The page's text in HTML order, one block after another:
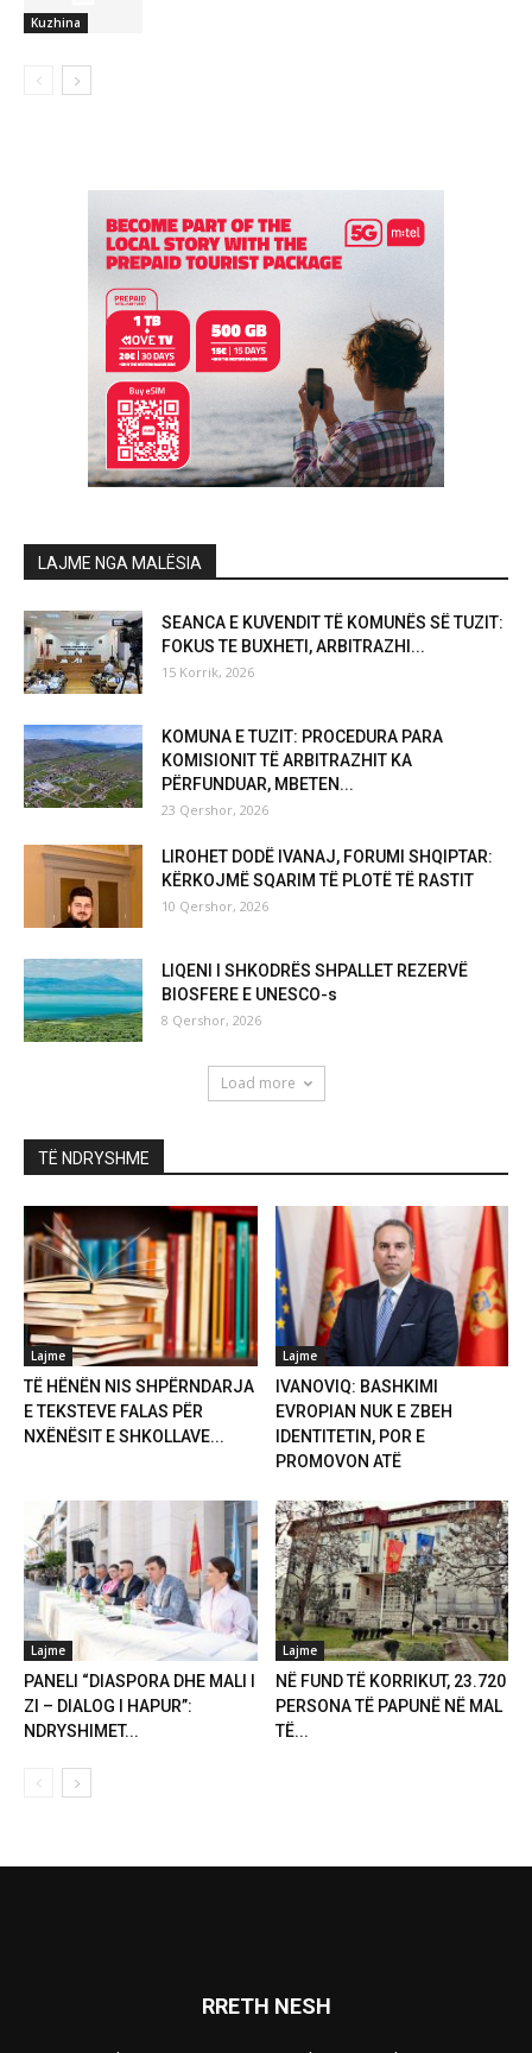
Kuzhina
LAJME NGA MALËSIA
SEANCA E KUVENDIT TË KOMUNËS SË TUZIT:
FOKUS TE BUXHETI, ARBITRAZHI...
15 Korrik, 2026
KOMUNA E TUZIT: PROCEDURA PARA
KOMISIONIT TË ARBITRAZHIT KA
PËRFUNDUAR, MBETEN...
23 Qershor, 2026
LIROHET DODË IVANAJ, FORUMI SHQIPTAR:
KËRKOJMË SQARIM TË PLOTË TË RASTIT
10 Qershor, 2026
LIQENI I SHKODRËS SHPALLET REZERVË
BIOSFERE E UNESCO-s
8 Qershor, 2026
Load more
TË NDRYSHME
Lajme
TË HËNËN NIS SHPËRNDARJA
E TEKSTEVE FALAS PËR
NXËNËSIT E SHKOLLAVE...
Lajme
IVANOVIQ: BASHKIMI
EVROPIAN NUK E ZBEH
IDENTITETIN, POR E
PROMOVON ATË
Lajme
PANELI “DIASPORA DHE MALI I
ZI – DIALOG I HAPUR”:
NDRYSHIMET...
Lajme
NË FUND TË KORRIKUT, 23.720
PERSONA TË PAPUNË NË MAL
TË...
RRETH NESH